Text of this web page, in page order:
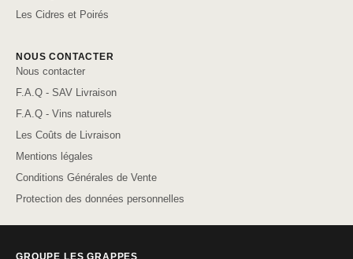
Les Cidres et Poirés
NOUS CONTACTER
Nous contacter
F.A.Q - SAV Livraison
F.A.Q - Vins naturels
Les Coûts de Livraison
Mentions légales
Conditions Générales de Vente
Protection des données personnelles
GROUPE LES GRAPPES